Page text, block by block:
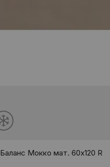
Баланс Мокко мат. 60x120 R